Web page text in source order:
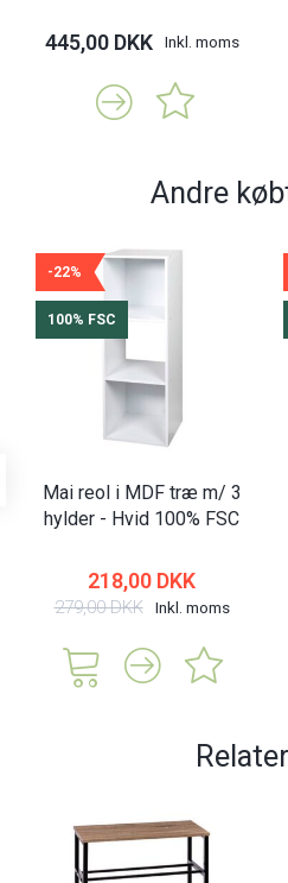
445,00 DKK Inkl. moms
Andre
-22%
100% FSC
Mai reol i MDF træ m/ 3
hylder - Hvid 100% FSC
218,00 DKK
279,00 DKK Inkl. moms